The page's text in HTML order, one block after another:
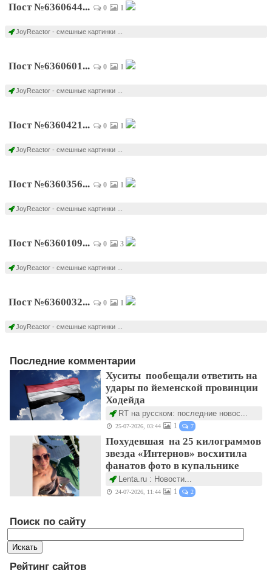
Пост №6360644... 0 1
JoyReactor - смешные картинки ...
Пост №6360601... 0 1
JoyReactor - смешные картинки ...
Пост №6360421... 0 1
JoyReactor - смешные картинки ...
Пост №6360356... 0 1
JoyReactor - смешные картинки ...
Пост №6360109... 0 3
JoyReactor - смешные картинки ...
Пост №6360032... 0 1
JoyReactor - смешные картинки ...
Последние комментарии
Хуситы пообещали ответить на
удары по йеменской провинции
Ходейда
RT на русском: последние новос...
25-07-2026, 03:44 1 7
Похудевшая на 25 килограммов
звезда «Интернов» восхитила
фанатов фото в купальнике
Lenta.ru : Новости...
24-07-2026, 11:44 1 2
Поиск по сайту
Рейтинг сайтов